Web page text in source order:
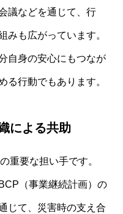
議などを通じて、行
みも広がっています。
自身の安心にもつなが
る行動でもあります。
による共助
重要な担い手です。
（事業継続計画）の
じて、災害時の支え合